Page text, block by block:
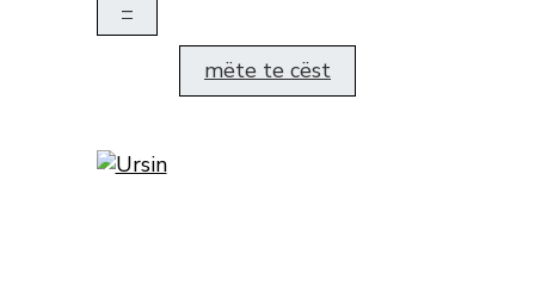
–
mëte te cëst